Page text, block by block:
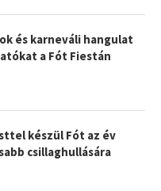
és karneváli hangulat
a Fót Fiestán
készül Fót az év
csillaghullására